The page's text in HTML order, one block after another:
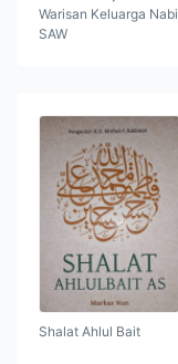
Warisan Keluarga Nabi
SAW
Shalat Ahlul Bait